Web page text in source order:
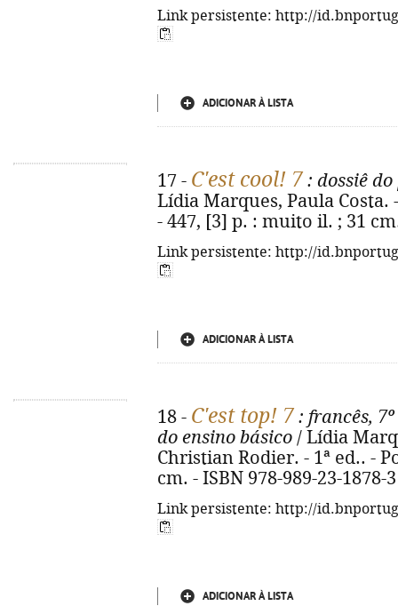
Link persistente: http://
ADICIONAR À LISTA
17 - C'est cool! 7 : dossiê
Lídia Marques, Paula Costa.
- 447, [3] p. : muito il. ; 31
Link persistente: http://
ADICIONAR À LISTA
18 - C'est top! 7 : francês,
do ensino básico / Lídia
Christian Rodier. - 1ª ed.. -
cm. - ISBN 978-989-23-1878-3
Link persistente: http://
ADICIONAR À LISTA